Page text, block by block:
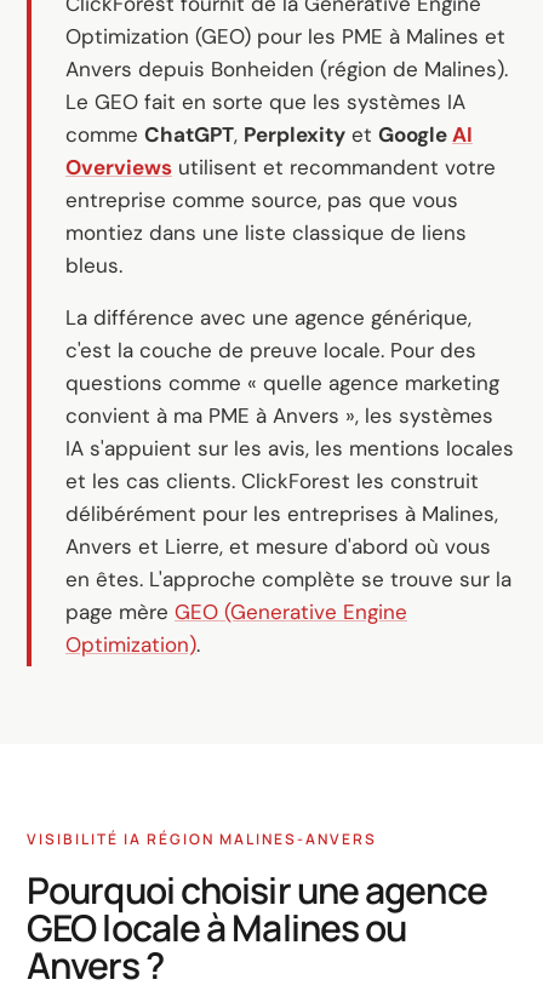
Logiciel sur mesure
Formation
Création de site web
Ultra-rapide avec Astro
Audits
Site web
SEO
GEO
Ads
Optimization (GEO) pour les PME à Malines et
Anvers depuis Bonheiden (région de Malines).
Le GEO fait en sorte que les systèmes IA
comme ChatGPT, Perplexity et GoogleAI
Overviews utilisent et recommandent votre
entreprise comme source, pas que vous
montiez dans une liste classique de liens
bleus.
La différence avec une agence générique,
c'est la couche de preuve locale. Pour des
questions comme « quelle agence marketing
convient à ma PME à Anvers », les systèmes
IA s'appuient sur les avis, les mentions locales
et les cas clients. ClickForest les construit
délibérément pour les entreprises à Malines,
Anvers et Lierre, et mesure d'abord où vous
en êtes. L'approche complète se trouve sur la
page mère GEO (Generative Engine
Optimization).
VISIBILITÉ IA RÉGION MALINES-ANVERS
Pourquoi choisir une agence
GEO locale à Malines ou
Anvers ?